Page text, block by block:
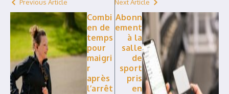
Previous Article
Combi
en de
temps
pour
maigri
r
après
l’arrêt
Next Article
Abonn
ement
à la
salle
de
sport
pris
en